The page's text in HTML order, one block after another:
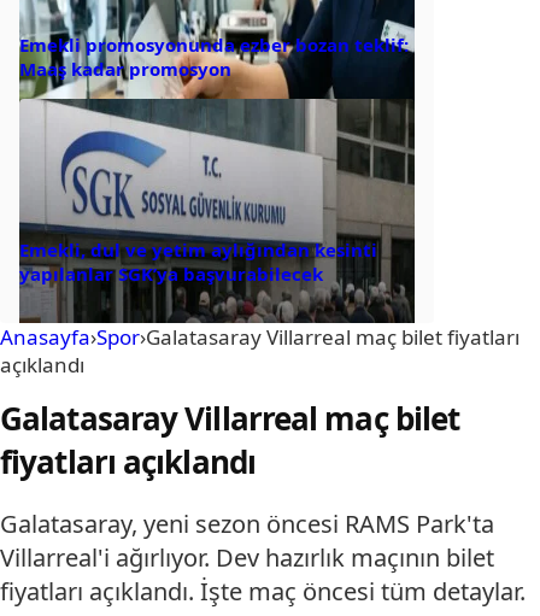
Emekli promosyonunda ezber bozan teklif:
Maaş kadar promosyon
Emekli, dul ve yetim aylığından kesinti
yapılanlar SGK’ya başvurabilecek
Anasayfa›Spor›Galatasaray Villarreal maç bilet fiyatları
açıklandı
Galatasaray Villarreal maç bilet
fiyatları açıklandı
Galatasaray, yeni sezon öncesi RAMS Park'ta
Villarreal'i ağırlıyor. Dev hazırlık maçının bilet
fiyatları açıklandı. İşte maç öncesi tüm detaylar.